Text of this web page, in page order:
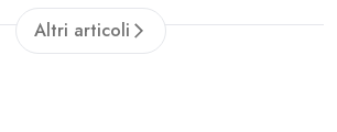
Champions? Un'emozione unica"
Altri articoli